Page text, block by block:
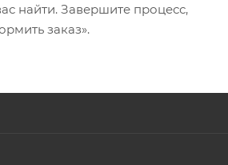
найти. Завершите процесс,
заказ».